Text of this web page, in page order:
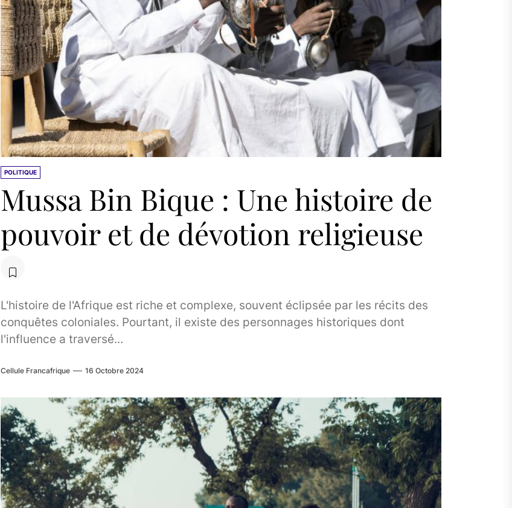
POLITIQUE
Mussa Bin Bique : Une histoire de
pouvoir et de dévotion religieuse
L'histoire de l'Afrique est riche et complexe, souvent éclipsée par les récits des
conquêtes coloniales. Pourtant, il existe des personnages historiques dont
l'influence a traversé...
Cellule Francafrique 16 Octobre 2024